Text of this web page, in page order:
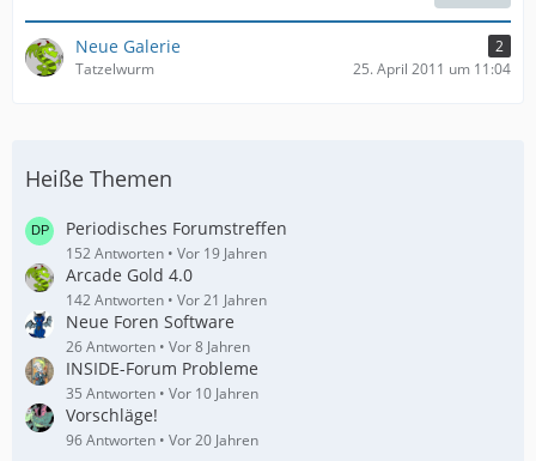
Neue Galerie
2
Tatzelwurm
25. April 2011 um 11:04
Heiße Themen
Periodisches Forumstreffen
152 Antworten Vor 19 Jahren
Arcade Gold 4.0
142 Antworten Vor 21 Jahren
Neue Foren Software
26 Antworten Vor 8 Jahren
INSIDE-Forum Probleme
35 Antworten Vor 10 Jahren
Vorschläge!
96 Antworten Vor 20 Jahren